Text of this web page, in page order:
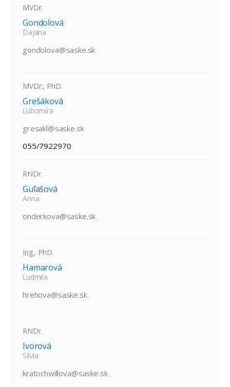
MVDr.
Gondoľová
Dajana
gondolova@saske.sk
MVDr., PhD.
Grešáková
Ľubomíra
gresakl@saske.sk
055/7922970
RNDr.
Guľašová
Anna
onderkova@saske.sk
Ing., PhD.
Hamarová
Ľudmila
hrehova@saske.sk
RNDr.
Ivorová
Silvia
kratochwillova@saske.sk